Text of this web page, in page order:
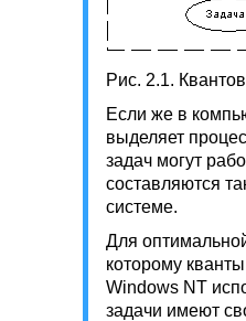
Рис. 2.1.
Если же в
выделяет
задач могут
составляются
системе.
Для
которому
Windows NT
задачи имеют